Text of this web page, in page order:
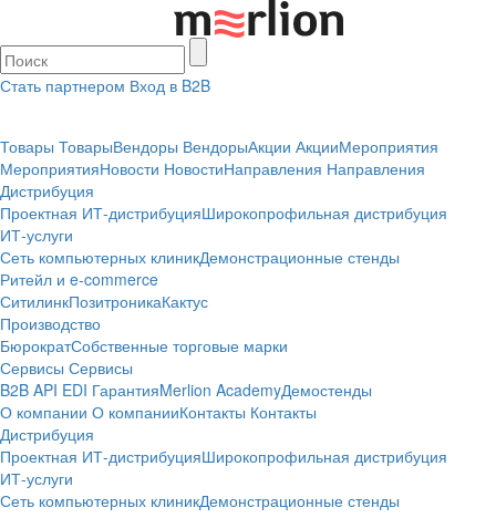
Стать партнером Вход в B2B
Товары ТоварыВендоры ВендорыАкции АкцииМероприятия
МероприятияНовости НовостиНаправления Направления
Дистрибуция
Проектная ИТ-дистрибуцияШирокопрофильная дистрибуция
ИТ-услуги
Сеть компьютерных клиникДемонстрационные стенды
Ритейл и e-commerce
СитилинкПозитроникаКактус
Производство
БюрократСобственные торговые марки
Сервисы Сервисы
B2B API EDI ГарантияMerlion AcademyДемостенды
О компании О компанииКонтакты Контакты
Дистрибуция
Проектная ИТ-дистрибуцияШирокопрофильная дистрибуция
ИТ-услуги
Сеть компьютерных клиникДемонстрационные стенды